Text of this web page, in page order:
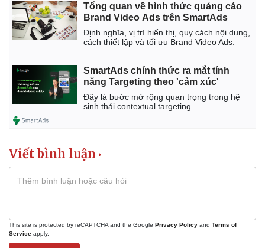
Khởi nghiệp
Thị trường
Tiêu dùng
Tỷ giá
Chứng khoán
Giá cà phê
Tổng quan về hình thức quảng cáo
Brand Video Ads trên SmartAds
Định nghĩa, vị trí hiển thị, quy cách nội dung,
cách thiết lập và tối ưu Brand Video Ads.
SmartAds chính thức ra mắt tính
năng Targeting theo 'cảm xúc'
Đây là bước mở rộng quan trọng trong hệ
sinh thái contextual targeting.
Viết bình luận
This site is protected by reCAPTCHA and the Google Privacy Policy and Terms of
Service apply.